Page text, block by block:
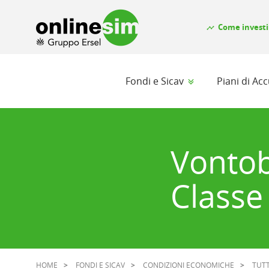
timeline Come
Fondi e Sicav Piani di
HOME FONDI E SICAV CONDIZIONI ECONOMICHE